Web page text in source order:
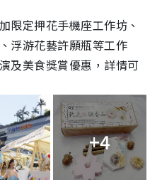
限定押花手機座工作坊、
浮游花藝許願瓶等工作
及美食獎賞優惠，詳情可
+4